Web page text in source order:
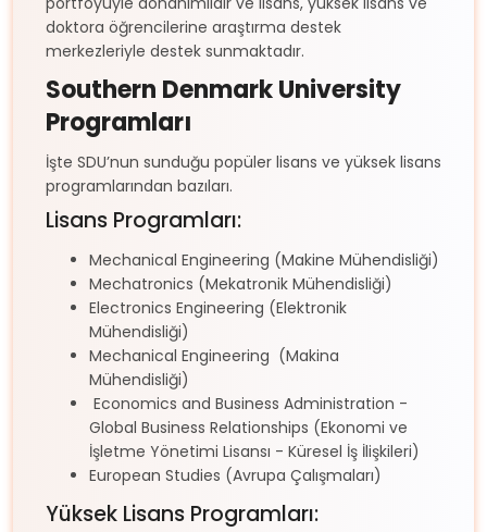
doktora öğrencilerine araştırma destek
merkezleriyle destek sunmaktadır.
Southern Denmark University
Programları
İşte SDU’nun sunduğu popüler lisans ve yüksek lisans
programlarından bazıları.
Lisans Programları:
Mechanical Engineering (Makine Mühendisliği)
Mechatronics (Mekatronik Mühendisliği)
Electronics Engineering (Elektronik
Mühendisliği)
Mechanical Engineering (Makina
Mühendisliği)
Economics and Business Administration -
Global Business Relationships (Ekonomi ve
İşletme Yönetimi Lisansı - Küresel İş İlişkileri)
European Studies (Avrupa Çalışmaları)
Yüksek Lisans Programları: